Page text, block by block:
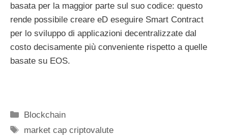
basata per la maggior parte sul suo codice: questo
rende possibile creare eD eseguire Smart Contract
per lo sviluppo di applicazioni decentralizzate dal
costo decisamente più conveniente rispetto a quelle
basate su EOS.
Categorie
Blockchain
Tag
market cap criptovalute